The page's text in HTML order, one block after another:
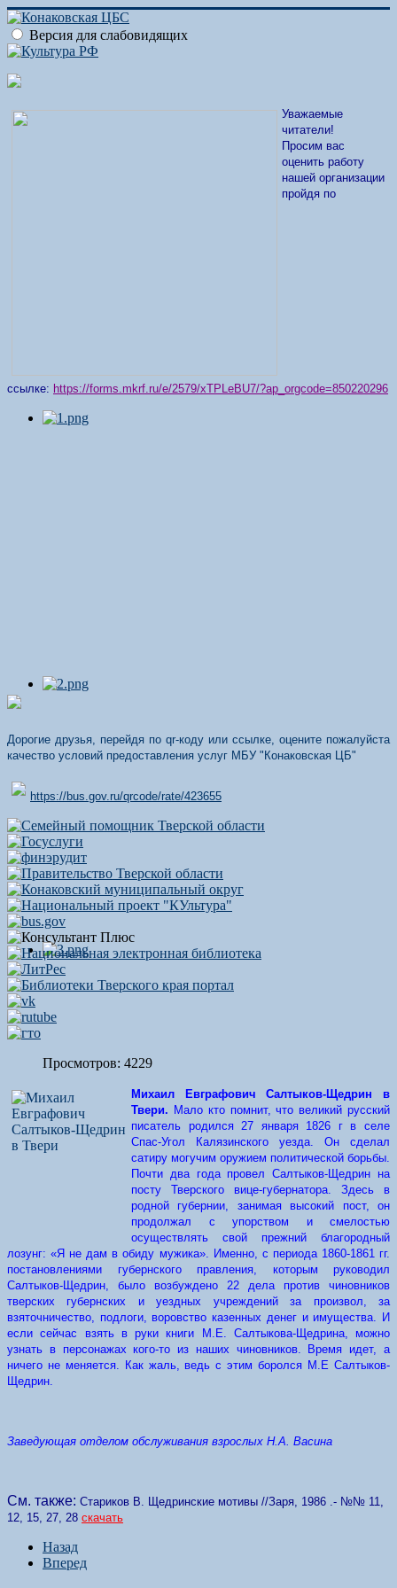
Версия для слабовидящих
Уважаемые
читатели!
Просим вас
оценить работу
нашей организации
пройдя по
ссылке: https://forms.mkrf.ru/e/2579/xTPLeBU7/?ap_orgcode=850220296
Дорогие друзья, перейдя по qr-коду или ссылке, оцените пожалуйста
качество условий предоставления услуг МБУ "Конаковская ЦБ"
https://bus.gov.ru/qrcode/rate/423655
Просмотров: 4229
Михаил Евграфович Салтыков-Щедрин в
Твери. Мало кто помнит, что великий русский
писатель родился 27 января 1826 г в селе
Спас-Угол Калязинского уезда. Он сделал
сатиру могучим оружием политической борьбы.
Почти два года провел Салтыков-Щедрин на
посту Тверского вице-губернатора. Здесь в
родной губернии, занимая высокий пост, он
продолжал с упорством и смелостью
осуществлять свой прежний благородный
лозунг: «Я не дам в обиду мужика». Именно, с периода 1860-1861 гг.
постановлениями губернского правления, которым руководил
Салтыков-Щедрин, было возбуждено 22 дела против чиновников
тверских губернских и уездных учреждений за произвол, за
взяточничество, подлоги, воровство казенных денег и имущества. И
если сейчас взять в руки книги М.Е. Салтыкова-Щедрина, можно
узнать в персонажах кого-то из наших чиновников. Время идет, а
ничего не меняется. Как жаль, ведь с этим боролся М.Е Салтыков-
Щедрин.
Заведующая отделом обслуживания взрослых Н.А. Васина
См. также: Стариков В. Щедринские мотивы //Заря, 1986 .- №№ 11,
12, 15, 27, 28 скачать
Назад
Вперед